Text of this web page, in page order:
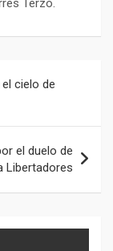
Terzo.
cielo de
el duelo de
Libertadores